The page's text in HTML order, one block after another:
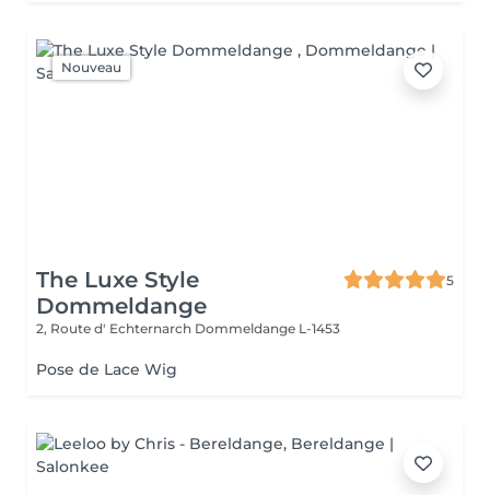
Nouveau
The Luxe Style
Dommeldange
5
2, Route d' Echternarch Dommeldange L-1453
Pose de Lace Wig